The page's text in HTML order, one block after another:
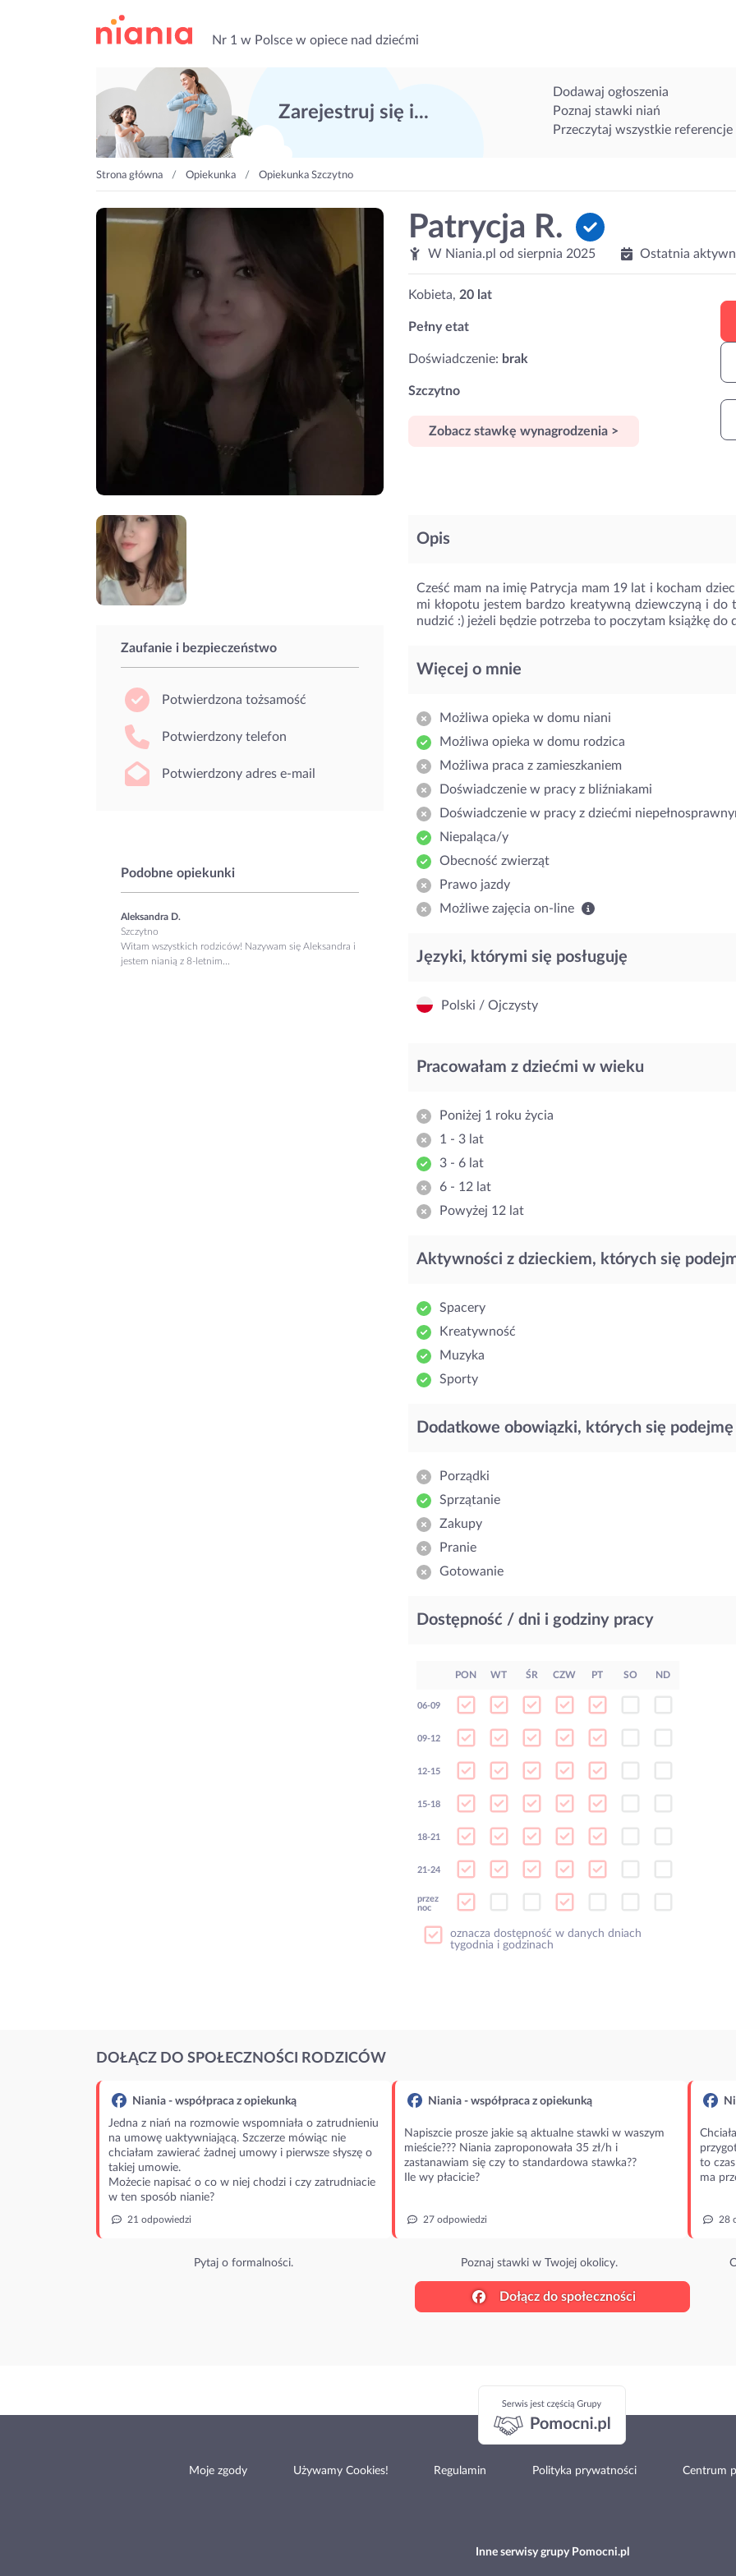
Nr 1 w Polsce w opiece nad dziećmi
Zarejestruj się i...
Dodawaj ogłoszenia
Poznaj stawki niań
Przeczytaj wszystkie referencje
Strona główna Opiekunka Opiekunka Szczytno
Patrycja R.
W Niania.pl od sierpnia 2025 Ostatnia
Kobieta, 20 lat
Pełny etat
Doświadczenie: brak
Szczytno
Zobacz stawkę wynagrodzenia >
Zaufanie i bezpieczeństwo
Potwierdzona tożsamość
Potwierdzony telefon
Potwierdzony adres e-mail
Podobne opiekunki
Aleksandra D.
Szczytno
Witam wszystkich rodziców! Nazywam się Aleksandra i
jestem nianią z 8-letnim...
Opis
Cześć mam na imię Patrycja mam 19 lat i kocham
mi kłopotu jestem bardzo kreatywną dziewczyną i
nudzić :) jeżeli będzie potrzeba to poczytam książkę
Więcej o mnie
Możliwa opieka w domu niani
Możliwa opieka w domu rodzica
Możliwa praca z zamieszkaniem
Doświadczenie w pracy z bliźniakami
Doświadczenie w pracy z dziećmi
Niepaląca/y
Obecność zwierząt
Prawo jazdy
Możliwe zajęcia on-line
Języki, którymi się posługuję
Polski / Ojczysty
Pracowałam z dziećmi w wieku
Poniżej 1 roku życia
1 - 3 lat
3 - 6 lat
6 - 12 lat
Powyżej 12 lat
Aktywności z dzieckiem, których się
Spacery
Kreatywność
Muzyka
Sporty
Dodatkowe obowiązki, których się podejmę
Porządki
Sprzątanie
Zakupy
Pranie
Gotowanie
Dostępność / dni i godziny pracy
PON WT ŚR CZW PT SO ND
06-09
09-12
12-15
15-18
18-21
21-24
przez
noc
oznacza dostępność w danych dniach
tygodnia i godzinach
DOŁĄCZ DO SPOŁECZNOŚCI RODZICÓW
Niania - współpraca z opiekunką
Jedna z niań na rozmowie wspomniała o zatrudnieniu
na umowę uaktywniającą. Szczerze mówiąc nie
chciałam zawierać żadnej umowy i pierwsze słyszę o
takiej umowie.
Możecie napisać o co w niej chodzi i czy zatrudniacie
w ten sposób nianie?
21 odpowiedzi
Pytaj o formalności.
Niania - współpraca z opiekunką
Napiszcie prosze jakie są aktualne stawki w waszym
mieście??? Niania zaproponowała 35 zł/h i
zastanawiam się czy to standardowa stawka??
Ile wy płacicie?
27 odpowiedzi
Poznaj stawki w Twojej okolicy.
to
ma
28
Dołącz do społeczności
Moje zgody Używamy Cookies! Regulamin Polityka prywatności Centrum
Inne serwisy grupy Pomocni.pl